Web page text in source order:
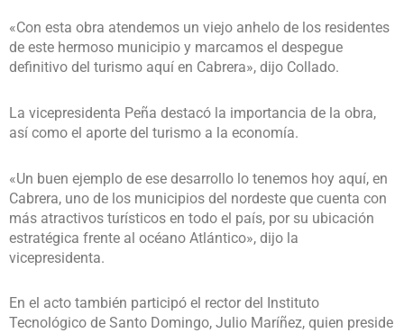
«Con esta obra atendemos un viejo anhelo de los residentes
de este hermoso municipio y marcamos el despegue
definitivo del turismo aquí en Cabrera», dijo Collado.
La vicepresidenta Peña destacó la importancia de la obra,
así como el aporte del turismo a la economía.
«Un buen ejemplo de ese desarrollo lo tenemos hoy aquí, en
Cabrera, uno de los municipios del nordeste que cuenta con
más atractivos turísticos en todo el país, por su ubicación
estratégica frente al océano Atlántico», dijo la
vicepresidenta.
En el acto también participó el rector del Instituto
Tecnológico de Santo Domingo, Julio Maríñez, quien preside